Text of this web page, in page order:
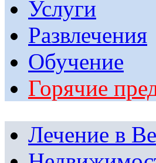
Услуги
Развлечения
Обучение
Горячие
Лечение в